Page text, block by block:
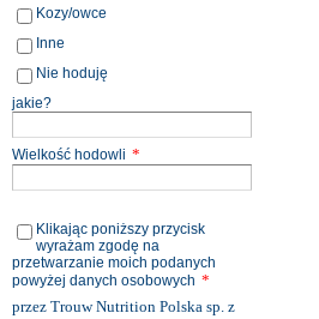
Kozy/owce
Inne
Nie hoduję
jakie?
Wielkość hodowli *
Klikając poniższy przycisk
wyrażam zgodę na
przetwarzanie moich podanych
powyżej danych osobowych *
przez Trouw Nutrition Polska sp. z